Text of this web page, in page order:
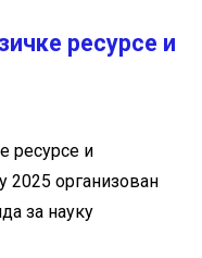
ресурсе и
ресурсе и
2025 организован
за науку